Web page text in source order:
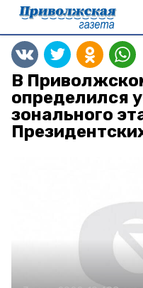
В
определился
зонального